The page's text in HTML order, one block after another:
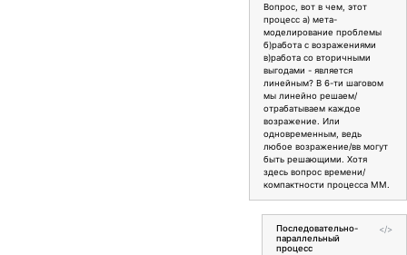
Вопрос, вот в чем, этот
процесс а) мета-
моделирование проблемы
б)работа с возражениями
в)работа со вторичными
выгодами - является
линейным? В 6-ти шаговом
мы линейно решаем/
отрабатываем каждое
возражение. Или
одновременным, ведь
любое возражение/вв могут
быть решающими. Хотя
здесь вопрос времени/
компактности процесса ММ.
</>
Последовательно-
параллельный
процесс